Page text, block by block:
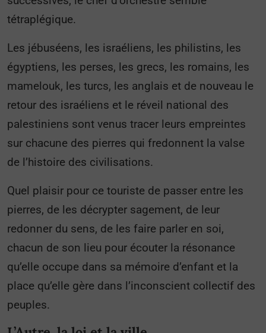
tétraplégique.
Les jébuséens, les israéliens, les philistins, les
égyptiens, les perses, les grecs, les romains, les
mamelouk, les turcs, les anglais et de nouveau le
retour des israéliens et le réveil national des
palestiniens sont venus tracer leurs empreintes
sur chacune des pierres qui fredonnent la valse
de l’histoire des civilisations.
Quel plaisir pour ce touriste de passer entre les
pierres, de les décrypter sagement, de leur
redonner du sens, de les faire parler en soi,
chacun de son lieu pour écouter la résonance
qu’elle occupe dans sa mémoire d’enfant et la
place qu’elle gère dans l’inconscient collectif des
peuples.